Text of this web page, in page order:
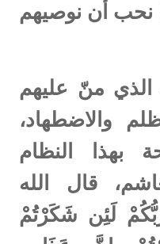
نحب أن نوصيهم
الذي منّ عليهم
والاضطهاد،
بهذا النظام
قال الله
لَئِن شَكَرْتُمْ